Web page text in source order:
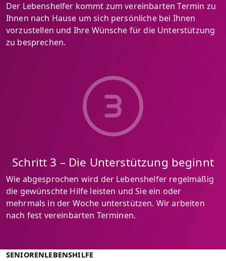
Der Lebenshelfer kommt zum vereinbarten Termin zu
Ihnen nach Hause um sich persönliche bei Ihnen
vorzustellen und Ihre Wünsche für die Unterstützung
zu besprechen.
Schritt 3 – Die Unterstützung beginnt
Wie abgesprochen wird der Lebenshelfer regelmäßig
die gewünschte Hilfe leisten und Sie ein oder
mehrmals in der Woche unterstützen. Wir arbeiten
nach fest vereinbarten Terminen.
SENIORENLEBENSHILFE